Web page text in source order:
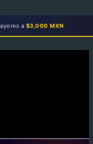
a $3,000 MXN